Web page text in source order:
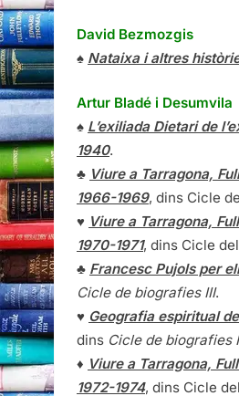
David Bezmozgis
♠ Nataixa i altres
Artur Bladé i Desumvila
♠ L’exiliada Dietari de
1940.
♣ Viure a Tarragona,
1966-1969, dins Cicle
♥ Viure a Tarragona,
1970-1971, dins Cicle
♣ Francesc Pujols per
Cicle de biografies III.
♥ Geografia espiritual
dins Cicle de biografies
♦ Viure a Tarragona,
1972-1974, dins Cicle